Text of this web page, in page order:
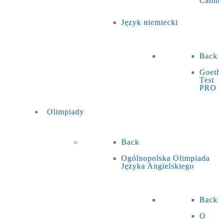
Język niemiecki
Back
Test
PRO
Olimpiady
Back
Ogólnopolska Olimpiada
Języka Angielskiego
Back
O